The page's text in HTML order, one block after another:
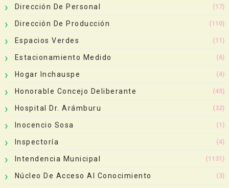
Dirección De Personal (17)
Dirección De Producción (110)
Espacios Verdes (11)
Estacionamiento Medido (6)
Hogar Inchauspe (4)
Honorable Concejo Deliberante (45)
Hospital Dr. Arámburu (32)
Inocencio Sosa (1)
Inspectoría (4)
Intendencia Municipal (1131)
Núcleo De Acceso Al Conocimiento (3)